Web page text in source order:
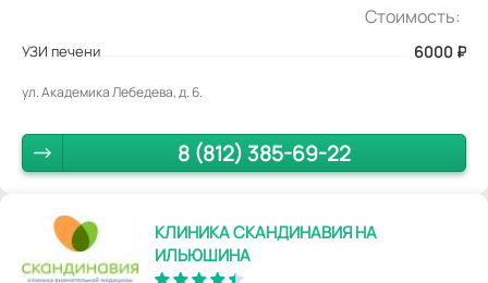
Стоимость:
УЗИ печени 6000 ₽
ул. Академика Лебедева, д. 6.
8 (812) 385-69-22
КЛИНИКА СКАНДИНАВИЯ НА
ИЛЬЮШИНА